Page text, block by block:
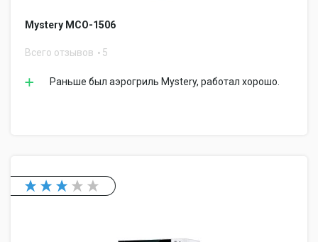
Mystery MCO-1506
Всего отзывов 5
Раньше был аэрогриль Mystery, работал хорошо.